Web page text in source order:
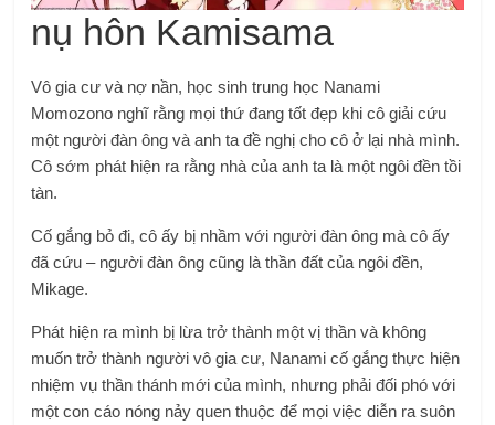
nụ hôn Kamisama
Vô gia cư và nợ nần, học sinh trung học Nanami
Momozono nghĩ rằng mọi thứ đang tốt đẹp khi cô giải cứu
một người đàn ông và anh ta đề nghị cho cô ở lại nhà mình.
Cô sớm phát hiện ra rằng nhà của anh ta là một ngôi đền tồi
tàn.
Cố gắng bỏ đi, cô ấy bị nhầm với người đàn ông mà cô ấy
đã cứu – người đàn ông cũng là thần đất của ngôi đền,
Mikage.
Phát hiện ra mình bị lừa trở thành một vị thần và không
muốn trở thành người vô gia cư, Nanami cố gắng thực hiện
nhiệm vụ thần thánh mới của mình, nhưng phải đối phó với
một con cáo nóng nảy quen thuộc để mọi việc diễn ra suôn